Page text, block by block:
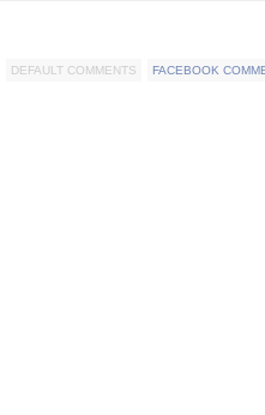
DEFAULT COMMENTS FACEBOOK